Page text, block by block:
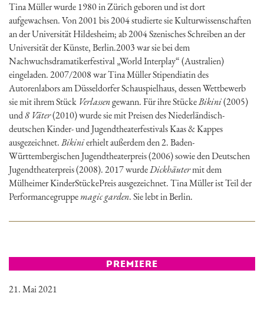
Tina Müller wurde 1980 in Zürich geboren und ist dort
aufgewachsen. Von 2001 bis 2004 studierte sie Kulturwissenschaften
an der Universität Hildesheim; ab 2004 Szenisches Schreiben an der
Universität der Künste, Berlin.2003 war sie bei dem
Nachwuchsdramatikerfestival „World Interplay“ (Australien)
eingeladen. 2007/2008 war Tina Müller Stipendiatin des
Autorenlabors am Düsseldorfer Schauspielhaus, dessen Wettbewerb
sie mit ihrem Stück Verlassengewann. Für ihre StückeBikini(2005)
und8 Väter(2010) wurde sie mit Preisen des Niederländisch-
deutschen Kinder- und Jugendtheaterfestivals Kaas & Kappes
ausgezeichnet.Bikinierhielt außerdem den 2. Baden-
Württembergischen Jugendtheaterpreis (2006) sowie den Deutschen
Jugendtheaterpreis (2008). 2017 wurdeDickhäutermit dem
Mülheimer KinderStückePreis ausgezeichnet. Tina Müller ist Teil der
Performancegruppemagic garden. Sie lebt in Berlin.
PREMIERE
21. Mai 2021